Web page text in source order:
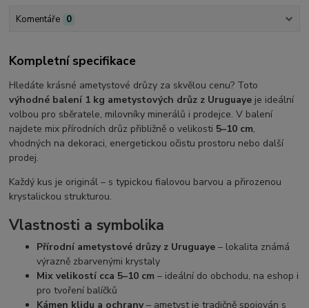
Komentáře 0
Kompletní specifikace
Hledáte krásné ametystové drůzy za skvělou cenu? Toto
výhodné balení 1 kg ametystových drůz z Uruguaye je ideální
volbou pro sběratele, milovníky minerálů i prodejce. V balení
najdete mix přírodních drůz přibližně o velikosti 5–10 cm,
vhodných na dekoraci, energetickou očistu prostoru nebo další
prodej.
Každý kus je originál – s typickou fialovou barvou a přirozenou
krystalickou strukturou.
Vlastnosti a symbolika
Přírodní ametystové drůzy z Uruguaye – lokalita známá
výrazně zbarvenými krystaly
Mix velikostí cca 5–10 cm – ideální do obchodu, na eshop i
pro tvoření balíčků
Kámen klidu a ochrany– ametyst je tradičně spojován s